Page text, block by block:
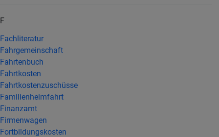
F
Fachliteratur
Fahrgemeinschaft
Fahrtenbuch
Fahrtkosten
Fahrtkostenzuschüsse
Familienheimfahrt
Finanzamt
Firmenwagen
Fortbildungskosten